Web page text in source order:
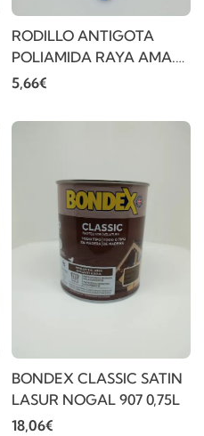
RODILLO ANTIGOTA
POLIAMIDA RAYA AMA.
S/50 22CM
5,66€
BONDEX CLASSIC SATIN
LASUR NOGAL 907 0,75L
18,06€